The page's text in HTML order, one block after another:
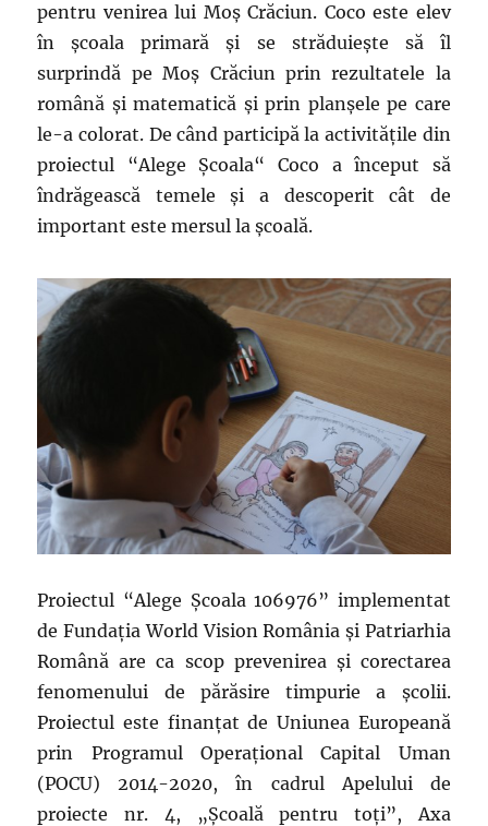
pentru venirea lui Moș Crăciun. Coco este elev
în școala primară și se străduiește să îl
surprindă pe Moș Crăciun prin rezultatele la
română și matematică și prin planșele pe care
le-a colorat. De când participă la activitățile din
proiectul “Alege Școala“ Coco a început să
îndrăgească temele și a descoperit cât de
important este mersul la școală.
Proiectul “Alege Școala 106976” implementat
de Fundația World Vision România și Patriarhia
Română are ca scop prevenirea și corectarea
fenomenului de părăsire timpurie a școlii.
Proiectul este finanțat de Uniunea Europeană
prin Programul Operațional Capital Uman
(POCU) 2014-2020, în cadrul Apelului de
proiecte nr. 4, „Școală pentru toți”, Axa